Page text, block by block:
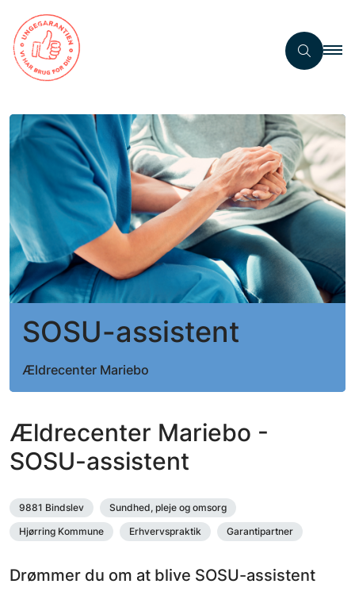
SOSU-assistent
Ældrecenter Mariebo
Ældrecenter Mariebo -
SOSU-assistent
9881 Bindslev
Sundhed, pleje og omsorg
Hjørring Kommune
Erhvervspraktik Garantipartner
Drømmer du om at blive SOSU-assistent